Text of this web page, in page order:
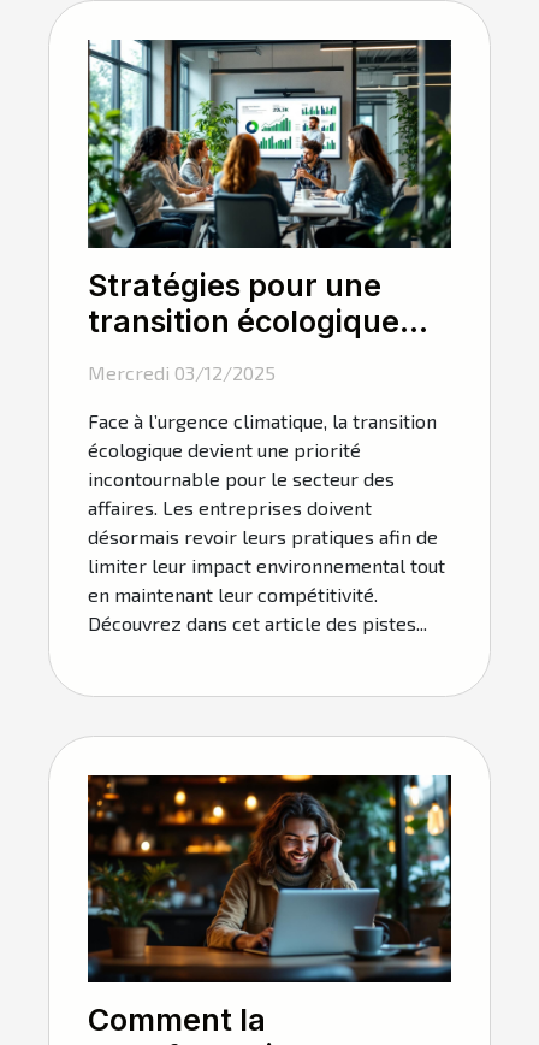
Stratégies pour une
transition écologique
affaires
Mercredi 03/12/2025
Face à l’urgence climatique, la transition
écologique devient une priorité
incontournable pour le secteur des
affaires. Les entreprises doivent
désormais revoir leurs pratiques afin de
limiter leur impact environnemental tout
en maintenant leur compétitivité.
Découvrez dans cet article des pistes...
Comment la